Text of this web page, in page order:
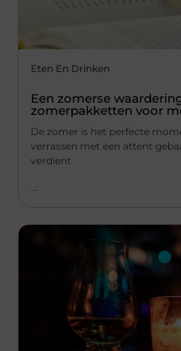
Eten En Drinken
Een zomerse
zomerpakketten voor
De zomer is het perfecte
verrassen met een attent
verdient